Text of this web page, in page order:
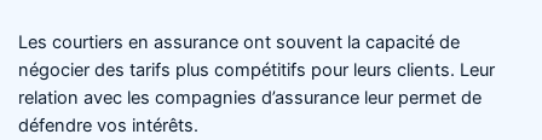
Les courtiers en assurance ont souvent la capacité de
négocier des tarifs plus compétitifs pour leurs clients. Leur
relation avec les compagnies d’assurance leur permet de
défendre vos intérêts.